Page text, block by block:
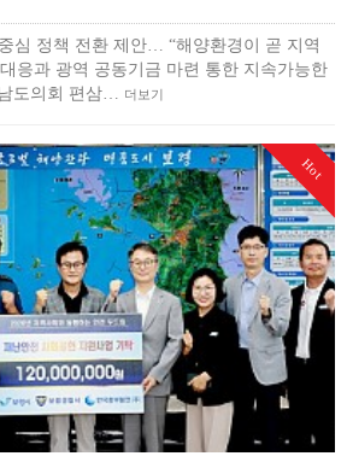
심 정책 전환 제안… “해양환경이 곧 지역
응과 광역 공동기금 마련 통한 지속가능한
도의회 편삼…
더보기
Hot